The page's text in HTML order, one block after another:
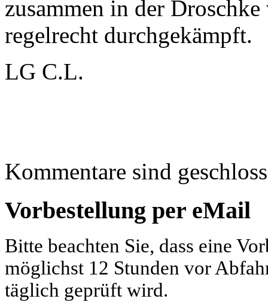
zusammen in der
regelrecht durchgekämpft.
LG C.L.
Kommentare sind
Vorbestellung per eMail
Bitte beachten Sie, dass eine
möglichst 12 Stunden vor
täglich geprüft wird.